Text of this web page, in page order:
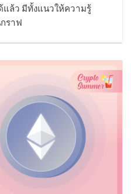
ล้ว มีทั้งแนวให้ความรู้
ราฟ